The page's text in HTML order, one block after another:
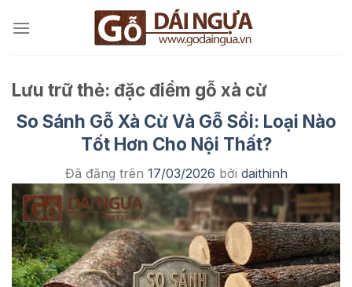
đến
Lưu trữ thẻ: đặc điểm gỗ xà cừ
So Sánh Gỗ Xà Cừ Và Gỗ Sồi: Loại Nào
Tốt Hơn Cho Nội Thất?
Đã đăng trên 17/03/2026 bởi daithinh